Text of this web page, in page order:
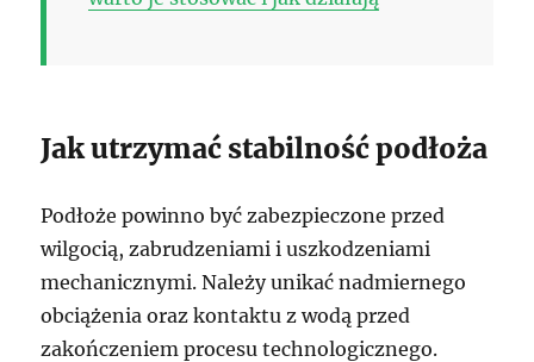
Jak utrzymać stabilność podłoża
Podłoże powinno być zabezpieczone przed
wilgocią, zabrudzeniami i uszkodzeniami
mechanicznymi. Należy unikać nadmiernego
obciążenia oraz kontaktu z wodą przed
zakończeniem procesu technologicznego.